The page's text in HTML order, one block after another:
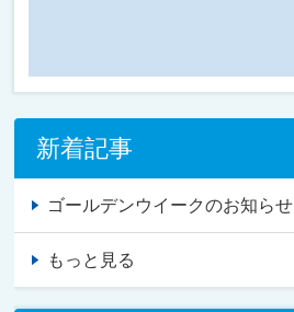
新着記事
ゴールデンウイークのお知らせ
もっと見る